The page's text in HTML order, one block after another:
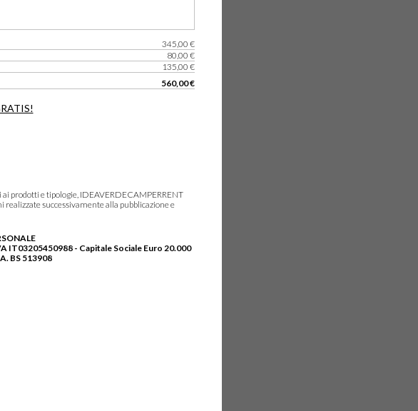
345,00 €
80,00 €
135,00 €
560,00 €
prodotti e tipologie, IDEAVERDECAMPERRENT
successivamente alla pubblicazione e
IT03205450988 - Capitale Sociale Euro 20.000
BS 513908